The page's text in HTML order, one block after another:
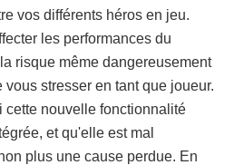
vos différents héros en jeu.
les performances du
risque même dangereusement
vous stresser en tant que joueur.
cette nouvelle fonctionnalité
et qu'elle est mal
plus une cause perdue. En